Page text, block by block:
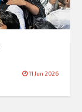
11 Jun 2026